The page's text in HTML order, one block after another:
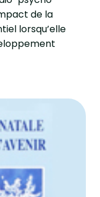
de la
lorsqu’elle